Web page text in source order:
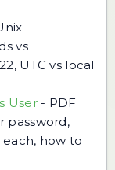
vs
UTC vs local
User- PDF
password,
how to